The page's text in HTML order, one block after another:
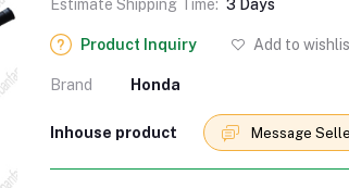
Estimate Shipping Time: 3 Days
Product Inquiry Add to
Brand Honda
Inhouse product Message